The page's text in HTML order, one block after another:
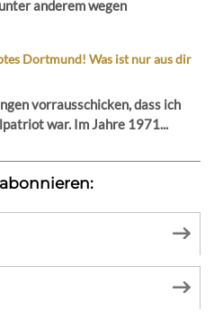
anderem wegen
Dortmund! Was ist nur aus dir
vorrausschicken, dass ich
war. Im Jahre 1971...